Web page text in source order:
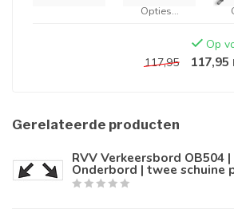
Opties...
Op
117,95
117,95
Gerelateerde producten
RVV Verkeersbord OB504 |
Onderbord | twee schuine